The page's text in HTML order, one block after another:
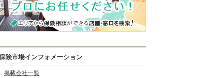
険市場インフォメーション
掲載会社一覧